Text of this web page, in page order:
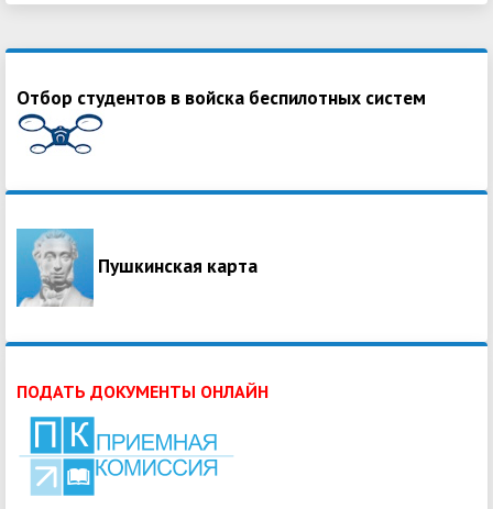
Отбор студентов в войска беспилотных систем
Пушкинская карта
ПОДАТЬ ДОКУМЕНТЫ ОНЛАЙН